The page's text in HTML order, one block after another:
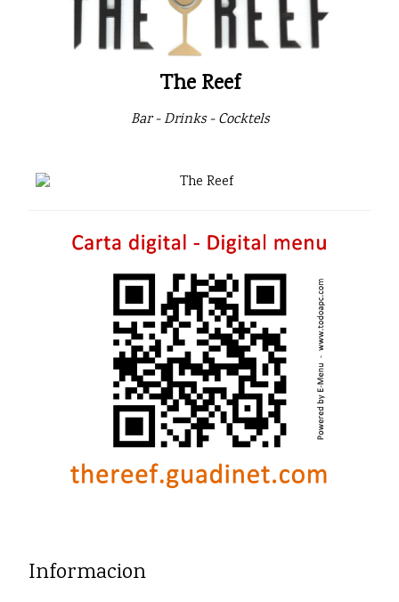
The Reef
Bar - Drinks - Cocktels
Informacion